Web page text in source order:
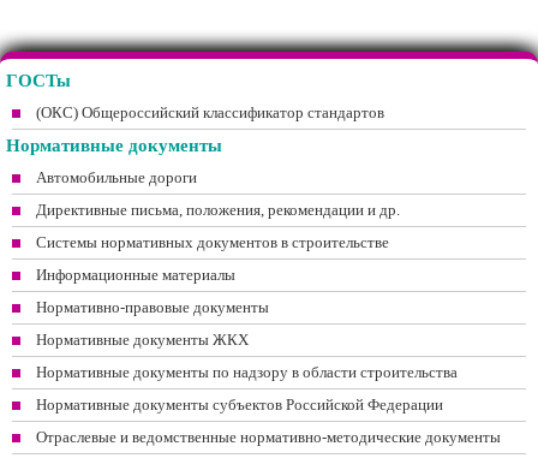
ГОСТы
(ОКС) Общероссийский классификатор стандартов
Нормативные документы
Автомобильные дороги
Директивные письма, положения, рекомендации и др.
Системы нормативных документов в строительстве
Информационные материалы
Нормативно-правовые документы
Нормативные документы ЖКХ
Нормативные документы по надзору в области строительства
Нормативные документы субъектов Российской Федерации
Отраслевые и ведомственные нормативно-методические документы